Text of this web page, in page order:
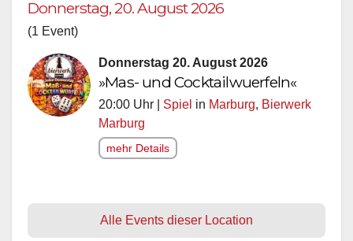
Donnerstag, 20. August 2026
(1 Event)
Donnerstag 20. August 2026
»Mas- und Cocktailwuerfeln«
20:00 Uhr | Spiel in Marburg, Bierwerk
Marburg
mehr Details
Alle Events dieser Location